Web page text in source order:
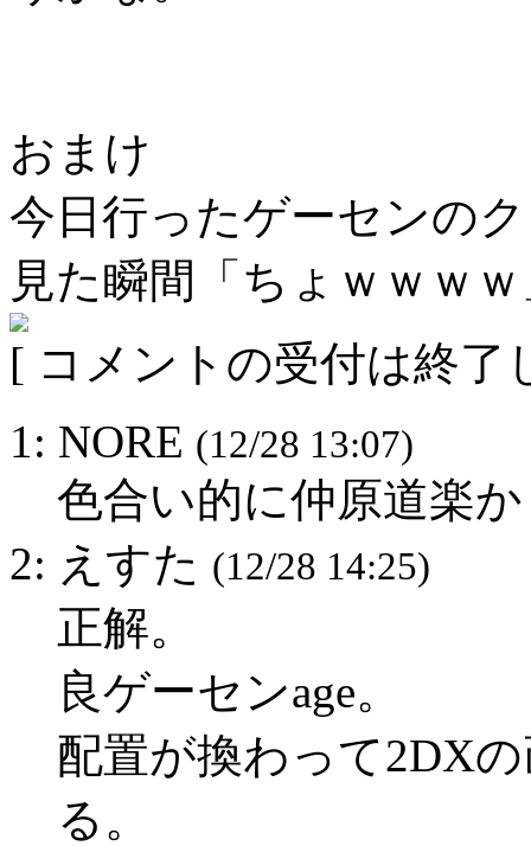
おまけ
今日行ったゲーセンの
見た瞬間「ちょｗｗｗ
[ コメントの受付は終了
1: NORE (12/28 13:07)
色合い的に仲原道楽
2: えすた (12/28 14:25)
正解。
良ゲーセンage。
配置が換わって2DX
る。